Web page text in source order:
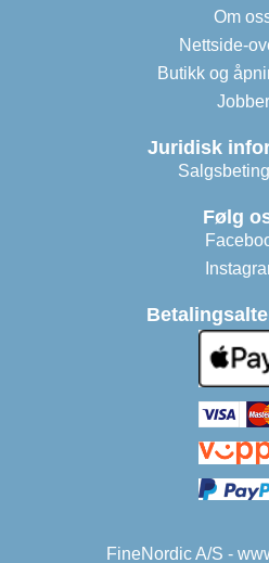
Om
Nettside-
Butikk og
Jobber
Juridisk
Følg
FineNordic A/S -